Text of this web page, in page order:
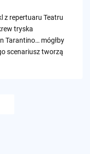
z repertuaru Teatru
tryska
Tarantino… mógłby
scenariusz tworzą